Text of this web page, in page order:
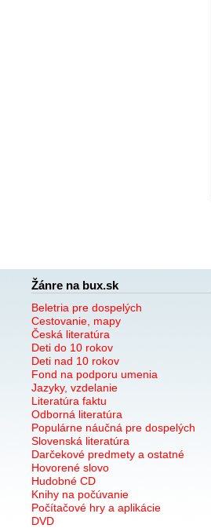
Žánre na bux.sk
Beletria pre dospelých
Cestovanie, mapy
Česká literatúra
Deti do 10 rokov
Deti nad 10 rokov
Fond na podporu umenia
Jazyky, vzdelanie
Literatúra faktu
Odborná literatúra
Populárne náučná pre dospelých
Slovenská literatúra
Darčekové predmety a ostatné
Hovorené slovo
Hudobné CD
Knihy na počúvanie
Počítačové hry a aplikácie
DVD